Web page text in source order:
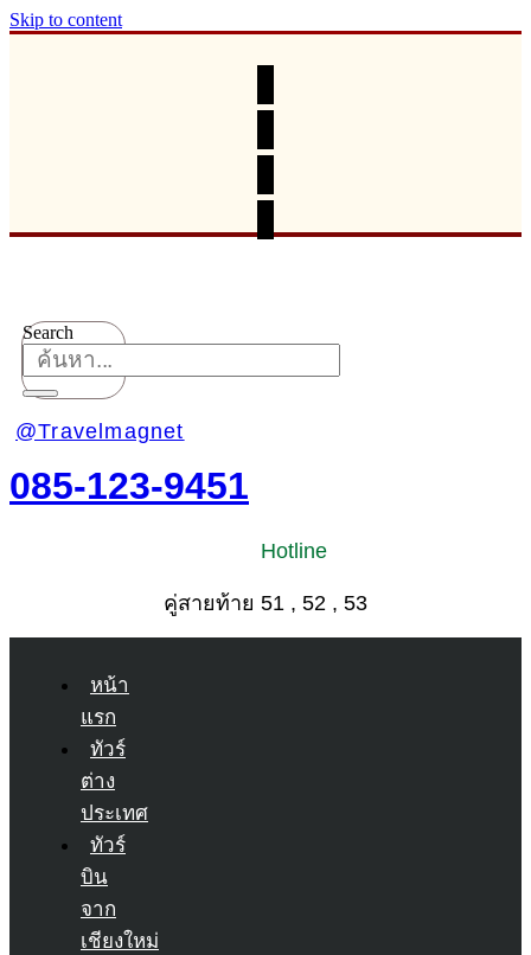
Skip to content
Search
@Travelmagnet
085-123-9451
Hotline
คู่สายท้าย 51 , 52 , 53
หน้า
แรก
ทัวร์
ต่าง
ประเทศ
ทัวร์
บิน
จาก
เชียงใหม่